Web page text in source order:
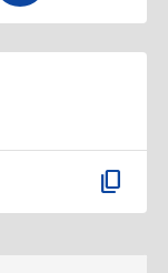
content_copy